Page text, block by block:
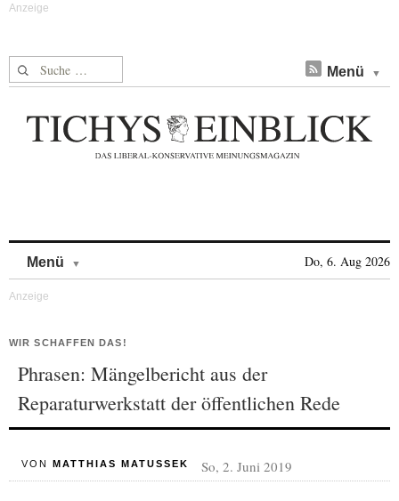
Suche nach: Menü
Menü Do, 6. Aug 2026
WIR SCHAFFEN DAS!
Phrasen: Mängelbericht aus der
Reparaturwerkstatt der öffentlichen Rede
VON MATTHIAS MATUSSEK So, 2. Juni 2019